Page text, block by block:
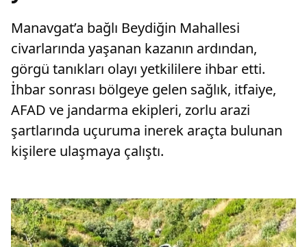
Manavgat’a bağlı Beydiğin Mahallesi
civarlarında yaşanan kazanın ardından,
görgü tanıkları olayı yetkililere ihbar etti.
İhbar sonrası bölgeye gelen sağlık, itfaiye,
AFAD ve jandarma ekipleri, zorlu arazi
şartlarında uçuruma inerek araçta bulunan
kişilere ulaşmaya çalıştı.